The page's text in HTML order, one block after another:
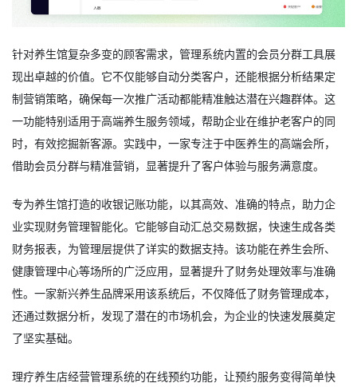
针对养生馆复杂多变的顾客需求，管理系统内置的会员分群工具展
现出卓越的价值。它不仅能够自动分类客户，还能根据分析结果定
制营销策略，确保每一次推广活动都能精准触达潜在兴趣群体。这
一功能特别适用于高端养生服务领域，帮助企业在维护老客户的同
时，有效挖掘新客源。实践中，一家专注于中医养生的高端会所，
借助会员分群与精准营销，显著提升了客户体验与服务满意度。
专为养生馆打造的收银记账功能，以其高效、准确的特点，助力企
业实现财务管理智能化。它能够自动汇总交易数据，快速生成各类
财务报表，为管理层提供了详实的数据支持。该功能在养生会所、
健康管理中心等场所的广泛应用，显著提升了财务处理效率与准确
性。一家新兴养生品牌采用该系统后，不仅降低了财务管理成本，
还通过数据分析，发现了潜在的市场机会，为企业的快速发展奠定
了坚实基础。
理疗养生店经营管理系统的在线预约功能，让预约服务变得简单快